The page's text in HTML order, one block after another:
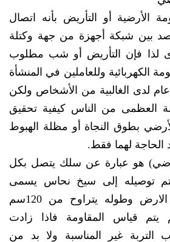
الأرضية أو التأريض بأنه اتصال
بين شبكة أجهزة من جهة وكتلة
لذا فإن التأريض أو شب مطلوب
الكهربائية وللعاملين في المنشأة
لدى الغالبية من الأشخاص ولكن
العظمى من الناس كيفية تحقيق
بطوق النجاة أو مظلة الهبوط
الحاجة لهما فقط.
هو عبارة عن سلك يتصل بكل
توصيله إلى سيخ نحاس يسمى
الكترود يضرب في الارض وطوله يتراوح من 120سم
ثم يتم قياس المقاومة فاذا زادت
التربة غير المناسبة ولا بد من